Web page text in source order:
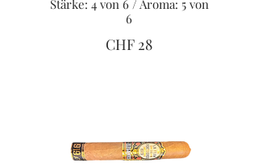
Stärke: 4 von 6 / Aroma: 5 von
6
CHF 28